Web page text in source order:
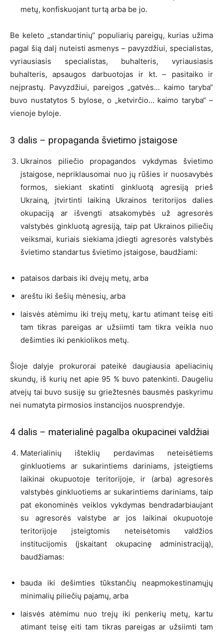
metų, konfiskuojant turtą arba be jo.
Be keleto „standartinių“ populiarių pareigų, kurias užima
pagal šią dalį nuteisti asmenys – pavyzdžiui, specialistas,
vyriausiasis specialistas, buhalteris, vyriausiasis
buhalteris, apsaugos darbuotojas ir kt. – pasitaiko ir
neįprastų. Pavyzdžiui, pareigos „gatvės… kaimo taryba“
buvo nustatytos 5 bylose, o „ketvirčio… kaimo taryba“ –
vienoje byloje.
3 dalis – propaganda švietimo įstaigose
Ukrainos piliečio propagandos vykdymas švietimo
įstaigose, nepriklausomai nuo jų rūšies ir nuosavybės
formos, siekiant skatinti ginkluotą agresiją prieš
Ukrainą, įtvirtinti laikiną Ukrainos teritorijos dalies
okupaciją ar išvengti atsakomybės už agresorės
valstybės ginkluotą agresiją, taip pat Ukrainos piliečių
veiksmai, kuriais siekiama įdiegti agresorės valstybės
švietimo standartus švietimo įstaigose, baudžiami:
pataisos darbais iki dvejų metų, arba
areštu iki šešių mėnesių, arba
laisvės atėmimu iki trejų metų, kartu atimant teisę eiti
tam tikras pareigas ar užsiimti tam tikra veikla nuo
dešimties iki penkiolikos metų.
Šioje dalyje prokurorai pateikė daugiausia apeliacinių
skundų, iš kurių net apie 95 % buvo patenkinti. Daugeliu
atvejų tai buvo susiję su griežtesnės bausmės paskyrimu
nei numatyta pirmosios instancijos nuosprendyje.
4 dalis – materialinė pagalba okupacinei valdžiai
Materialinių išteklių perdavimas neteisėtiems
ginkluotiems ar sukarintiems dariniams, įsteigtiems
laikinai okupuotoje teritorijoje, ir (arba) agresorės
valstybės ginkluotiems ar sukarintiems dariniams, taip
pat ekonominės veiklos vykdymas bendradarbiaujant
su agresorės valstybe ar jos laikinai okupuotoje
teritorijoje įsteigtomis neteisėtomis valdžios
institucijomis (įskaitant okupacinę administraciją),
baudžiamas:
bauda iki dešimties tūkstančių neapmokestinamųjų
minimalių piliečių pajamų, arba
laisvės atėmimu nuo trejų iki penkerių metų, kartu
atimant teisę eiti tam tikras pareigas ar užsiimti tam